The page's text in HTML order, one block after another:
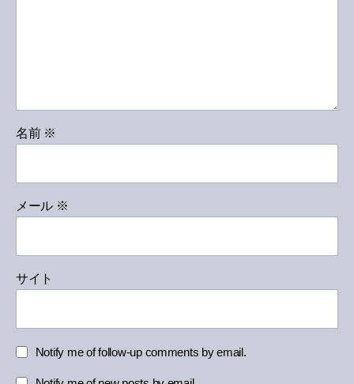
名前 ※
メール ※
サイト
Notify me of follow-up comments by email.